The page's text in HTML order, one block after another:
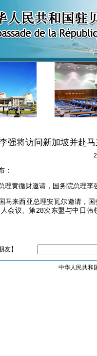
强将访问新加坡并赴
：
理黄循财邀请，国务院总理
马来西亚总理安瓦尔邀请，
会议、第28次东盟与中日韩
友】
中华人民共和